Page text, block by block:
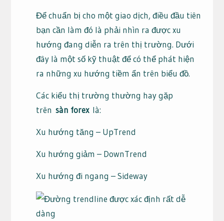
Để chuẩn bị cho một giao dịch, điều đầu tiên
bạn cần làm đó là phải nhìn ra được xu
hướng đang diễn ra trên thị trường. Dưới
đây là một số kỹ thuật để có thể phát hiện
ra những xu hướng tiềm ẩn trên biểu đồ.
Các kiểu thị trường thường hay gặp
trên sàn forexlà:
Xu hướng tăng – UpTrend
Xu hướng giảm – DownTrend
Xu hướng đi ngang – Sideway